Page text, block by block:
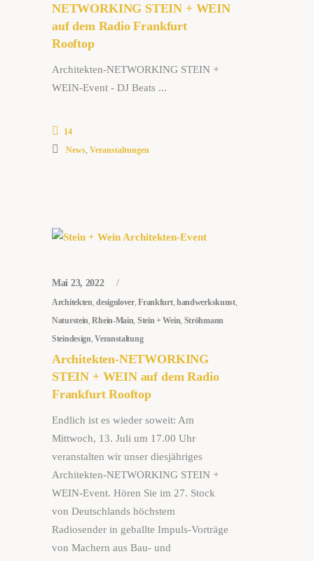
NETWORKING STEIN + WEIN
auf dem Radio Frankfurt
Rooftop
Architekten-NETWORKING STEIN +
WEIN-Event - DJ Beats
14
News Veranstaltungen
Mai 23, 2022
Architekten,designlover,Frankfurt, handwerkskunst,
Naturstein,Rhein-Main, Stein + Wein, Ströhmann
Steindesign,Veranstaltung
Architekten-NETWORKING
STEIN + WEIN auf dem Radio
Frankfurt Rooftop
Endlich ist es wieder soweit: Am
Mittwoch, 13. Juli um 17.00 Uhr
veranstalten wir unser diesjähriges
Architekten-NETWORKING STEIN +
WEIN-Event. Hören Sie im 27. Stock
von Deutschlands höchstem
Radiosender in geballte Impuls-Vorträge
von Machern aus Bau- und